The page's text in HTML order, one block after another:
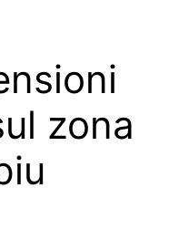
zona